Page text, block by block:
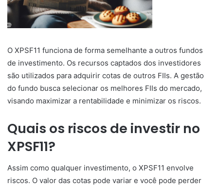
O XPSF11 funciona de forma semelhante a outros fundos
de investimento. Os recursos captados dos investidores
são utilizados para adquirir cotas de outros FIIs. A gestão
do fundo busca selecionar os melhores FIIs do mercado,
visando maximizar a rentabilidade e minimizar os riscos.
Quais os riscos de investir no
XPSF11?
Assim como qualquer investimento, o XPSF11 envolve
riscos. O valor das cotas pode variar e você pode perder